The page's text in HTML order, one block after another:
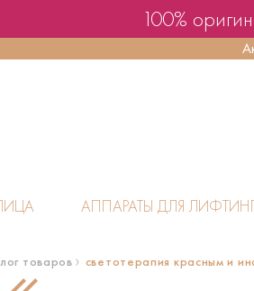
100%
АППАРАТЫ ДЛЯ
товаров светотерапия красным и